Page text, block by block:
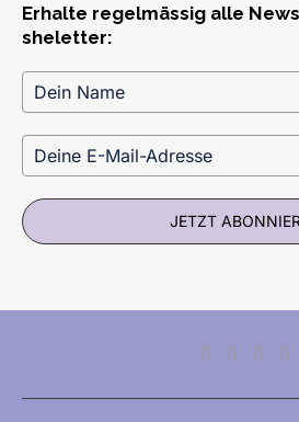
Erhalte regelmässig alle
sheletter:
JETZT